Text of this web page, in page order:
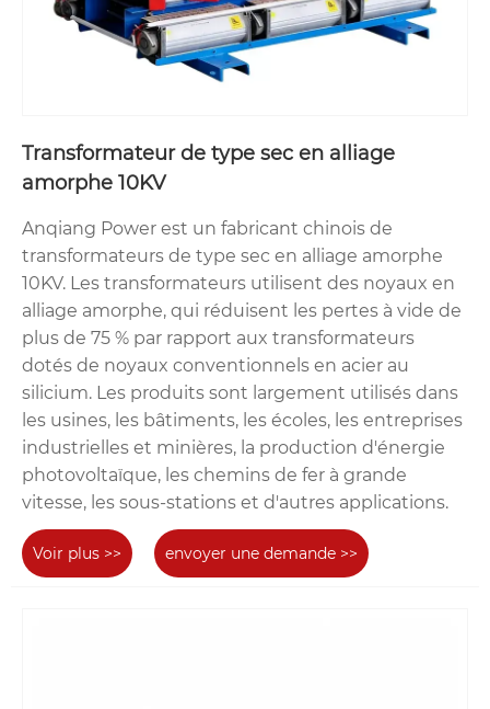
Transformateur de type sec en alliage
amorphe 10KV
Anqiang Power est un fabricant chinois de
transformateurs de type sec en alliage amorphe
10KV. Les transformateurs utilisent des noyaux en
alliage amorphe, qui réduisent les pertes à vide de
plus de 75 % par rapport aux transformateurs
dotés de noyaux conventionnels en acier au
silicium. Les produits sont largement utilisés dans
les usines, les bâtiments, les écoles, les entreprises
industrielles et minières, la production d'énergie
photovoltaïque, les chemins de fer à grande
vitesse, les sous-stations et d'autres applications.
Voir plus >> envoyer une demande >>